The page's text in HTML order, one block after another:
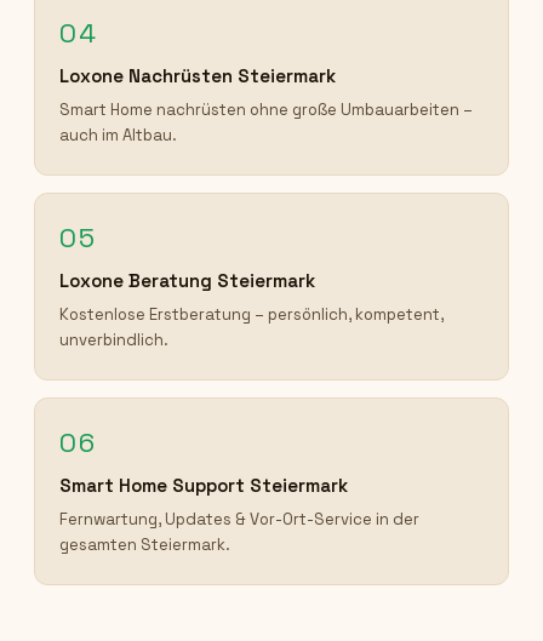
04
Loxone Nachrüsten Steiermark
Smart Home nachrüsten ohne große Umbauarbeiten –
auch im Altbau.
05
Loxone Beratung Steiermark
Kostenlose Erstberatung – persönlich, kompetent,
unverbindlich.
06
Smart Home Support Steiermark
Fernwartung, Updates & Vor-Ort-Service in der
gesamten Steiermark.